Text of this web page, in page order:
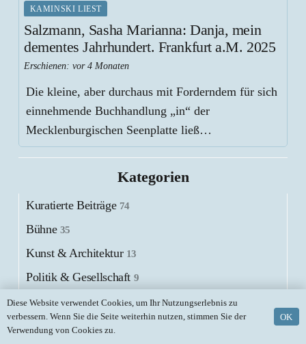
KAMINSKI LIEST
Salzmann, Sasha Marianna: Danja, mein
dementes Jahrhundert. Frankfurt a.M. 2025
Erschienen:vor 4 Monaten
Die kleine, aber durchaus mit Forderndem für sich
einnehmende Buchhandlung „in“ der
Mecklenburgischen Seenplatte ließ…
Kategorien
Kuratierte Beiträge 74
Bühne 35
Kunst & Architektur 13
Politik & Gesellschaft 9
Buch7
Kommentar 6
Diese Website verwendet Cookies, um Ihr Nutzungserlebnis zu
verbessern. Wenn Sie die Seite weiterhin nutzen, stimmen Sie der
Verwendung von Cookies zu.
OK